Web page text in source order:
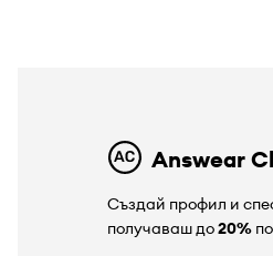
Answear
Създай профил и
получаваш до20%